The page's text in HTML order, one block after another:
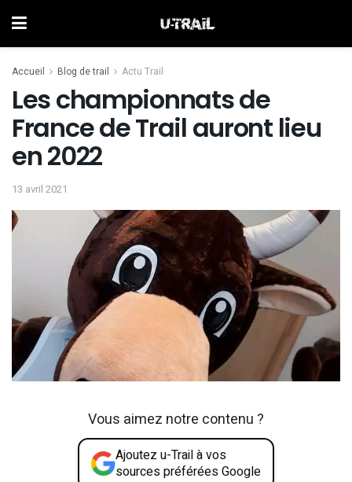
Accueil Blog de trail Actu Trail
Les championnats de
France de Trail auront lieu
en 2022
13 avril 2021
Vous aimez notre contenu ?
Ajoutez u-Trail à vos
sources préférées Google